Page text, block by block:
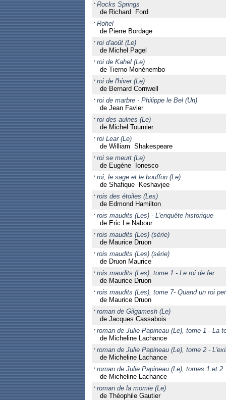
Rocks Springs
de Richard Ford
Rohel
de Pierre Bordage
roi d'août (Le)
de Michel Pagel
roi de Kahel (Le)
de Tierno Monénembo
roi de l'hiver (Le)
de Bernard Cornwell
roi de marbre - Philippe le Bel (Un)
de Jean Favier
roi des aulnes (Le)
de Michel Tournier
roi Lear (Le)
de William Shakespeare
roi se meurt (Le)
de Eugène Ionesco
roi, le sage et le bouffon (Le)
de Shafique Keshavjee
rois des étoiles (Les)
de Edmond Hamilton
rois maudits (Les) - L'enquête historique
de Eric Le Nabour
rois maudits (Les) (série)
de Maurice Druon
rois maudits (Les) (série)
de Druon Maurice
rois maudits (Les), tome 1 - Le roi de fer
de Maurice Druon
rois maudits (Les), tome 7- Quand un roi
de Maurice Druon
roman de Gilgamesh (Le)
de Jacques Cassabois
roman de Julie Papineau (Le), tome 1 - La
de Micheline Lachance
roman de Julie Papineau (Le), tome 2 -
de Micheline Lachance
roman de Julie Papineau (Le), tomes 1 et 2
de Micheline Lachance
roman de la momie (Le)
de Théophile Gautier